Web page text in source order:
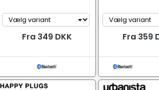
Fra 349 DKK Fra 359